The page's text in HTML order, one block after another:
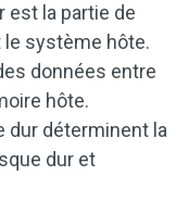
est la partie de
le système hôte.
données entre
hôte.
dur déterminent la
dur et